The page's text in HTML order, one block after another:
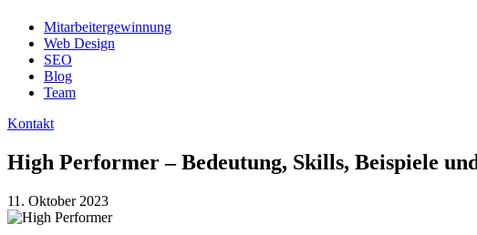
Mitarbeitergewinnung
Web Design
SEO
Blog
Team
Kontakt
High Performer – Bedeutung, Skills, Beispiele
11. Oktober 2023